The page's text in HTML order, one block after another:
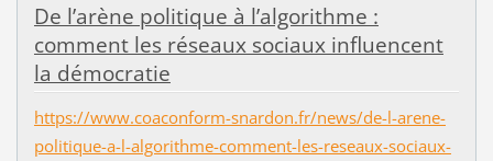
De l’arène politique à l’algorithme :
comment les réseaux sociaux influencent
la démocratie
https://www.coaconform-snardon.fr/news/de-l-arene-
politique-a-l-algorithme-comment-les-reseaux-sociaux-